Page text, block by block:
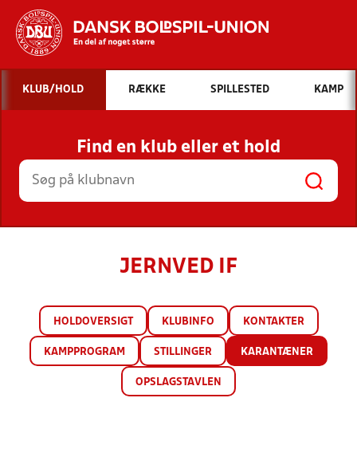
Hvad vil du søge efter?
INDHOLD OG NYHEDER
STILLINGER, RESULTATER, KLUBBER OG
HOLD
KLUB/HOLD RÆKKE SPILLESTED KAMP
Find en klub eller et hold
JERNVED IF
HOLDOVERSIGT KLUBINFO KONTAKTER
KAMPPROGRAM STILLINGER KARANTÆNER
OPSLAGSTAVLEN